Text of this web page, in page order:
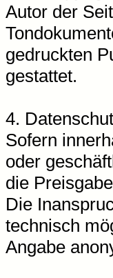
Autor der
gedruckten
gestattet.
4.
Sofern
oder
die
Die
technisch
Angabe